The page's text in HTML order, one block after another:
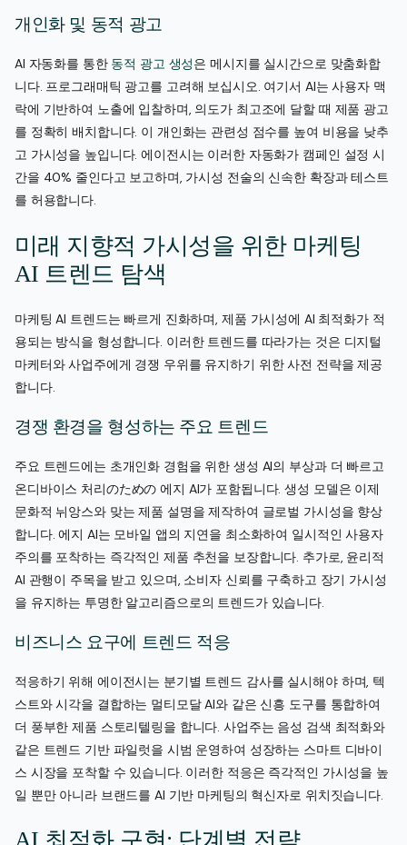
개인화 및 동적 광고
AI 자동화를 통한 동적 광고 생성은 메시지를 실시간으로 맞춤화합
니다. 프로그래매틱 광고를 고려해 보십시오. 여기서 AI는 사용자 맥
락에 기반하여 노출에 입찰하며, 의도가 최고조에 달할 때 제품 광고
를 정확히 배치합니다. 이 개인화는 관련성 점수를 높여 비용을 낮추
고 가시성을 높입니다. 에이전시는 이러한 자동화가 캠페인 설정 시
간을 40% 줄인다고 보고하며, 가시성 전술의 신속한 확장과 테스트
를 허용합니다.
미래 지향적 가시성을 위한 마케팅
AI 트렌드 탐색
마케팅 AI 트렌드는 빠르게 진화하며, 제품 가시성에 AI 최적화가 적
용되는 방식을 형성합니다. 이러한 트렌드를 따라가는 것은 디지털
마케터와 사업주에게 경쟁 우위를 유지하기 위한 사전 전략을 제공
합니다.
경쟁 환경을 형성하는 주요 트렌드
주요 트렌드에는 초개인화 경험을 위한 생성 AI의 부상과 더 빠르고
온디바이스 처리のための 에지 AI가 포함됩니다. 생성 모델은 이제
문화적 뉘앙스와 맞는 제품 설명을 제작하여 글로벌 가시성을 향상
합니다. 에지 AI는 모바일 앱의 지연을 최소화하여 일시적인 사용자
주의를 포착하는 즉각적인 제품 추천을 보장합니다. 추가로, 윤리적
AI 관행이 주목을 받고 있으며, 소비자 신뢰를 구축하고 장기 가시성
을 유지하는 투명한 알고리즘으로의 트렌드가 있습니다.
비즈니스 요구에 트렌드 적응
적응하기 위해 에이전시는 분기별 트렌드 감사를 실시해야 하며, 텍
스트와 시각을 결합하는 멀티모달 AI와 같은 신흥 도구를 통합하여
더 풍부한 제품 스토리텔링을 합니다. 사업주는 음성 검색 최적화와
같은 트렌드 기반 파일럿을 시범 운영하여 성장하는 스마트 디바이
스 시장을 포착할 수 있습니다. 이러한 적응은 즉각적인 가시성을 높
일 뿐만 아니라 브랜드를 AI 기반 마케팅의 혁신자로 위치짓습니다.